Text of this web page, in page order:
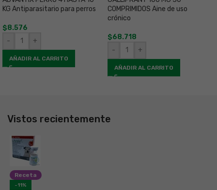
KG Antiparasitario para perros
$8.576
-
+
AÑADIR AL CARRITO
COMPRIMIDOS Aine de uso
crónico
$68.718
-
+
AÑADIR AL CARRITO
Vistos recientemente
Receta
-11%